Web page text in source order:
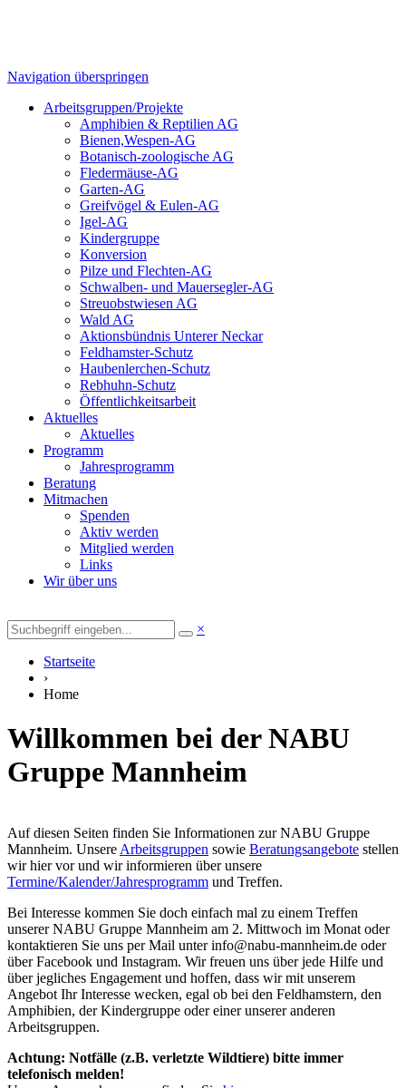
Navigation überspringen
Arbeitsgruppen/Projekte
Amphibien & Reptilien AG
Bienen,Wespen-AG
Botanisch-zoologische AG
Fledermäuse-AG
Garten-AG
Greifvögel & Eulen-AG
Igel-AG
Kindergruppe
Konversion
Pilze und Flechten-AG
Schwalben- und Mauersegler-AG
Streuobstwiesen AG
Wald AG
Aktionsbündnis Unterer Neckar
Feldhamster-Schutz
Haubenlerchen-Schutz
Rebhuhn-Schutz
Öffentlichkeitsarbeit
Aktuelles
Aktuelles
Programm
Jahresprogramm
Beratung
Mitmachen
Spenden
Aktiv werden
Mitglied werden
Links
Wir über uns
×
Startseite
›
Home
Willkommen bei der NABU
Gruppe Mannheim
Auf diesen Seiten finden Sie Informationen zur NABU Gruppe
Mannheim. Unsere Arbeitsgruppen sowie Beratungsangebote stellen
wir hier vor und wir informieren über unsere
Termine/Kalender/Jahresprogramm und Treffen.
Bei Interesse kommen Sie doch einfach mal zu einem Treffen
unserer NABU Gruppe Mannheim am 2. Mittwoch im Monat oder
kontaktieren Sie uns per Mail unter info@nabu-mannheim.de oder
über Facebook und Instagram. Wir freuen uns über jede Hilfe und
über jegliches Engagement und hoffen, dass wir mit unserem
Angebot Ihr Interesse wecken, egal ob bei den Feldhamstern, den
Amphibien, der Kindergruppe oder einer unserer anderen
Arbeitsgruppen.
Achtung: Notfälle (z.B. verletzte Wildtiere) bitte immer
telefonisch melden!